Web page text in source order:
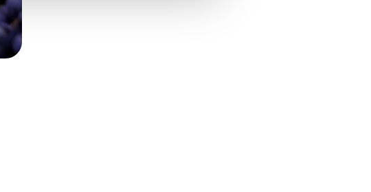
keresztül. A hozzájárulás
jogszerűségét.